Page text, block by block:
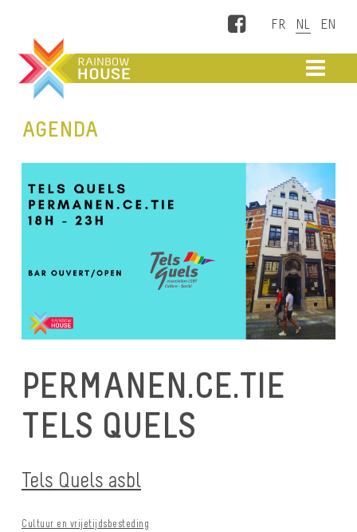
Facebook
AGENDA
PERMANEN.CE.TIE
TELS QUELS
Tels Quels asbl
Cultuur en vrijetijdsbesteding